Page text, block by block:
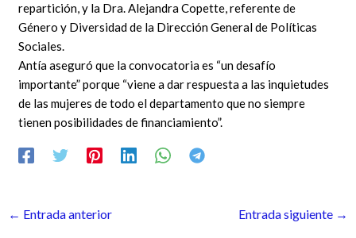
repartición, y la Dra. Alejandra Copette, referente de
Género y Diversidad de la Dirección General de Políticas
Sociales.
Antía aseguró que la convocatoria es “un desafío
importante” porque “viene a dar respuesta a las inquietudes
de las mujeres de todo el departamento que no siempre
tienen posibilidades de financiamiento”.
← Entrada anterior Entrada siguiente →